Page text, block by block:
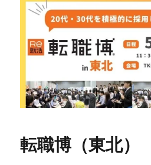
転職博（東北）